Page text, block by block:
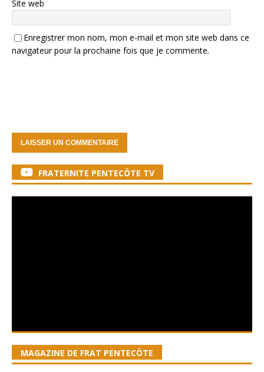
Site web
Enregistrer mon nom, mon e-mail et mon site web dans ce
navigateur pour la prochaine fois que je commente.
FRATERNITE PENTECÔTE TV
MAGAZINE DE FRAT PENTECÔTE